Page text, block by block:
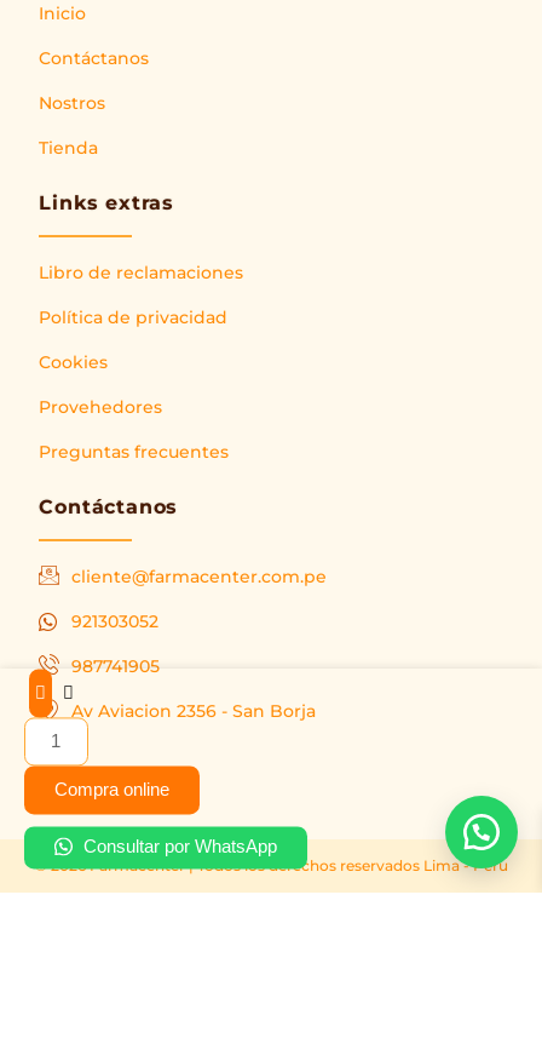
Inicio
Contáctanos
Nostros
Tienda
Links extras
Libro de reclamaciones
Política de privacidad
Cookies
Provehedores
Preguntas frecuentes
Contáctanos
cliente@farmacenter.com.pe
921303052
987741905
Av Aviacion 2356 - San Borja
© 2026 Farmacenter | Todos los derechos reservados Lima - Peru
Oxímetro
de
pulso
contec
cantidad
Compra online
Consultar por WhatsApp